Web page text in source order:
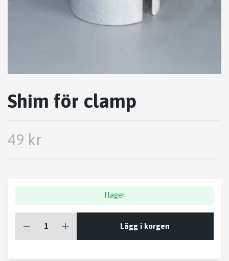
Shim för clamp
49 kr
I lager
Lägg i korgen